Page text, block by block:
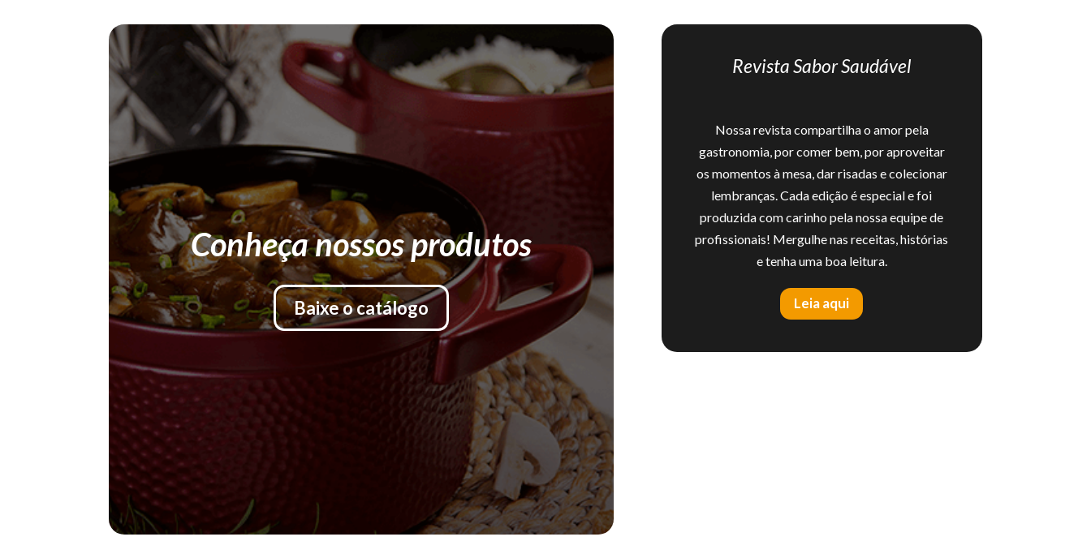
Conheça nossos produtos
Baixe o catálogo
Revista Sabor Saudável
Nossa revista compartilha o amor pela
gastronomia, por comer bem, por aproveitar
os momentos à mesa, dar risadas e colecionar
lembranças. Cada edição é especial e foi
produzida com carinho pela nossa equipe de
profissionais! Mergulhe nas receitas, histórias
e tenha uma boa leitura.
Leia aqui